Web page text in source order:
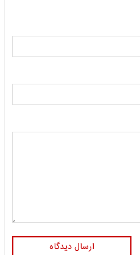
ارسال دیدگاه